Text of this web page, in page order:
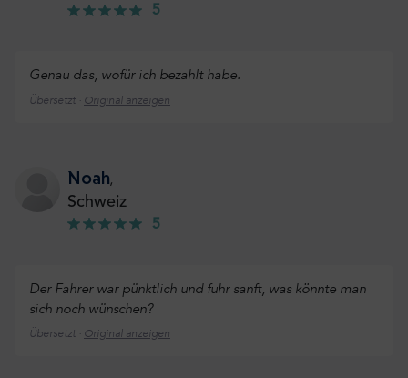
5
Genau das, wofür ich bezahlt habe.
Übersetzt · Original anzeigen
Noah,
Schweiz
5
Der Fahrer war pünktlich und fuhr sanft, was könnte man
sich noch wünschen?
Übersetzt · Original anzeigen